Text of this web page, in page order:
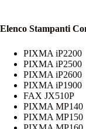
Elenco Stampanti
PIXMA iP2200
PIXMA iP2500
PIXMA iP2600
PIXMA iP1900
FAX JX510P
PIXMA MP140
PIXMA MP150